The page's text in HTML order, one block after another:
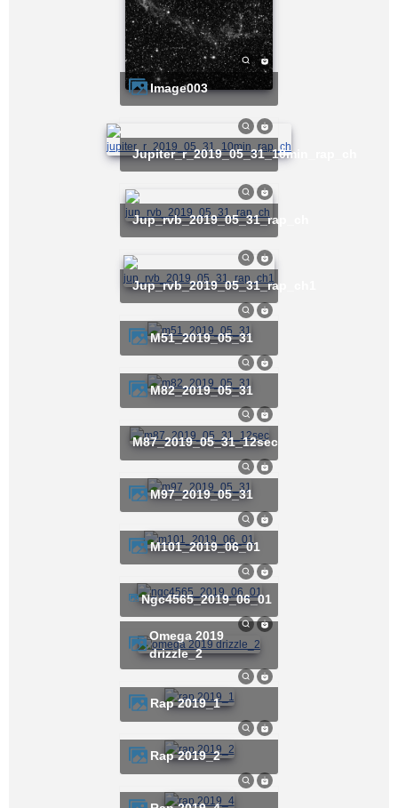
image003
jupiter_r_2019_05_31_10min_rap_ch
jup_rvb_2019_05_31_rap_ch
jup_rvb_2019_05_31_rap_ch1
m51_2019_05_31
m82_2019_05_31
m87_2019_05_31_12sec
m97_2019_05_31
m101_2019_06_01
ngc4565_2019_06_01
omega 2019
drizzle_2
rap 2019_1
rap 2019_2